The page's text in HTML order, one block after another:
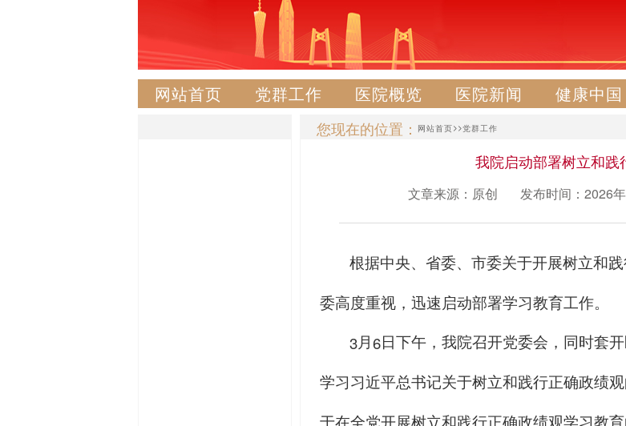
网站首页 党群工作 医院概览 医院新闻 健康中国
您现在的位置： 网站首页>>党群工作
我院启动部署树立和
文章来源：原创 发布时间：2026
根据中央、省委、市委关于开展树立和
委高度重视，迅速启动部署学习教育工作。
3月6日下午，我院召开党委会，同时套
学习习近平总书记关于树立和践行正确政绩
于在全党开展树立和践行正确政绩观学习教